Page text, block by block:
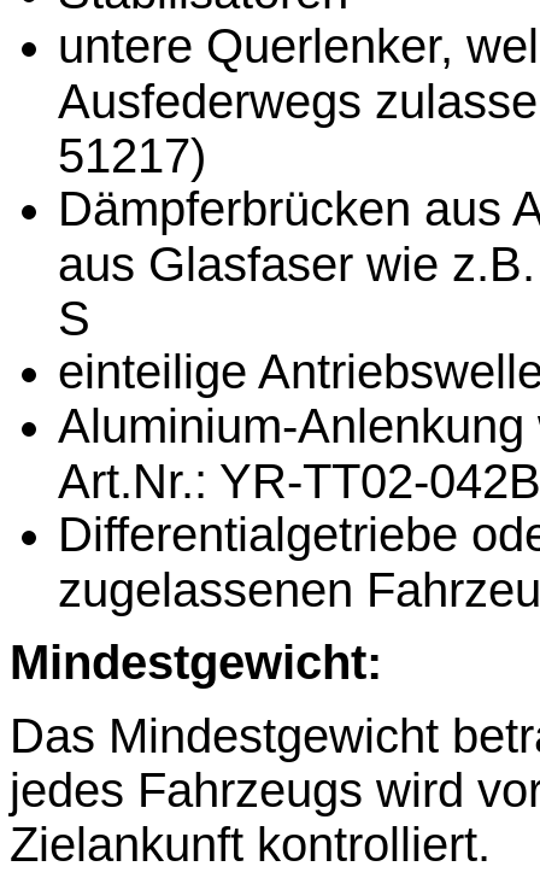
untere Querlenker,
Ausfederwegs
51217)
Dämpferbrücken aus
aus Glasfaser wie
S
einteilige
Aluminium-
Art.Nr.: YR-TT02-
Differentialgetriebe
zugelassenen
Mindestgewicht:
Das Mindestgewicht
jedes Fahrzeugs wird
Zielankunft kontrolliert.